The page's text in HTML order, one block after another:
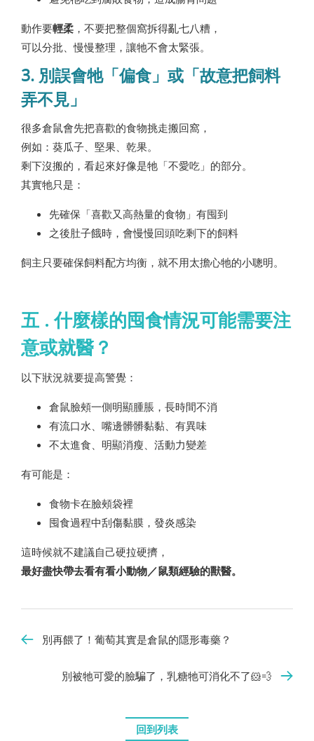
動作要輕柔 ，不要把整個窩拆得亂七八糟，
可以分批、慢慢整理，讓牠不會太緊張。
3. 別誤會牠「偏食」或「故意把飼料
弄不見」
很多倉鼠會先把喜歡的食物挑走搬回窩，
例如：葵瓜子、堅果、乾果。
剩下沒搬的，看起來好像是牠「不愛吃」的部分。
其實牠只是：
先確保「喜歡又高熱量的食物」有囤到
之後肚子餓時，會慢慢回頭吃剩下的飼料
飼主只要確保飼料配方均衡，就不用太擔心牠的小聰明。
五 . 什麼樣的囤食情況可能需要注
意或就醫？
以下狀況就要提高警覺：
倉鼠臉頰一側明顯腫脹，長時間不消
有流口水、嘴邊髒髒黏黏、有異味
不太進食、明顯消瘦、活動力變差
有可能是：
食物卡在臉頰袋裡
囤食過程中刮傷黏膜，發炎感染
這時候就不建議自己硬拉硬擠，
最好盡快帶去看有看小動物／鼠類經驗的獸醫。
別再餵了！葡萄其實是倉鼠的隱形毒藥？
別被牠可愛的臉騙了，乳糖牠可消化不了🐹💨
回到列表